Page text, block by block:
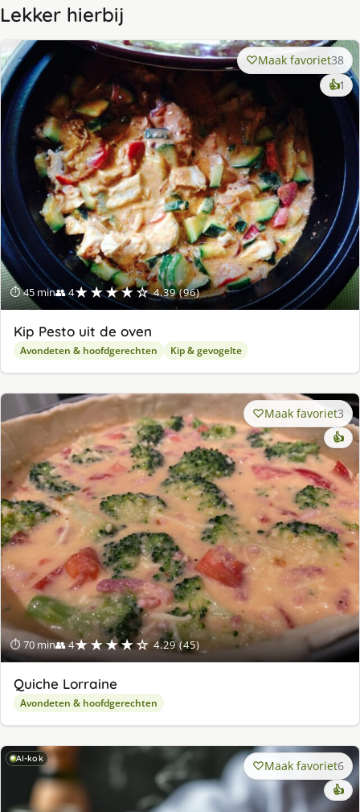
Lekker hierbij
⏱ 45 min👥 4★★★★☆ 4.39 (96)
Maak favoriet38
👍1
Kip Pesto uit de oven
Avondeten & hoofdgerechten Kip & gevogelte
⏱ 70 min👥 4★★★★☆ 4.29 (45)
Maak favoriet3
👍
Quiche Lorraine
Avondeten & hoofdgerechten
AI-kok Maak favoriet6
👍